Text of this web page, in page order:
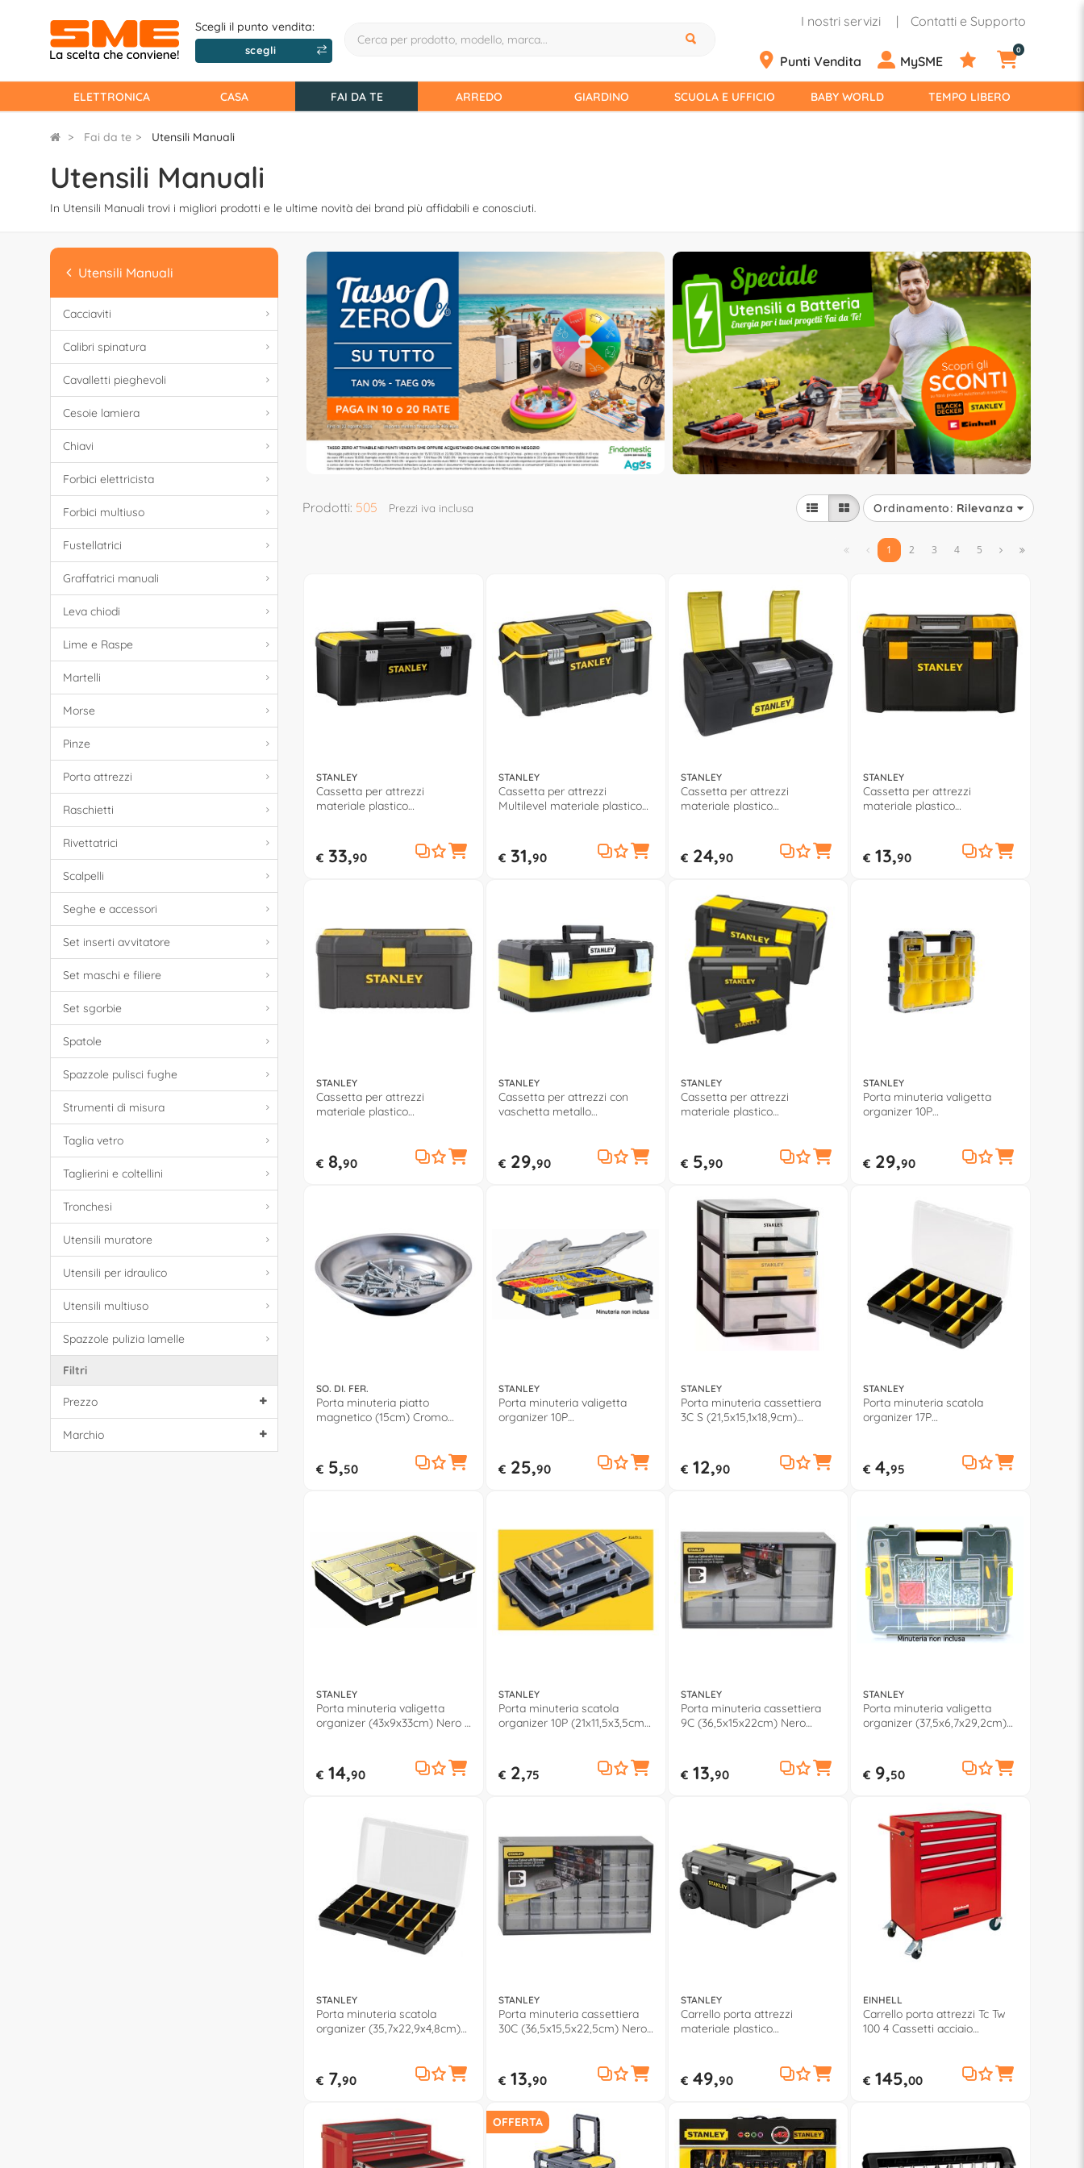
Scegli il punto vendita:
scegli
I nostri servizi Contatti e Supporto
Punti Vendita MySME
0
ELETTRONICA CASA FAI DA TE ARREDO GIARDINO SCUOLA E UFFICIO BABY WORLD TEMPO LIBERO
Fai da te Utensili Manuali
Utensili Manuali
In Utensili Manuali trovi i migliori prodotti e le ultime novità dei brand più affidabili e conosciuti.
Utensili Manuali
Cacciaviti
Calibri spinatura
Cavalletti pieghevoli
Cesoie lamiera
Chiavi
Forbici elettricista
Forbici multiuso
Fustellatrici
Graffatrici manuali
Leva chiodi
Lime e Raspe
Martelli
Morse
Pinze
Porta attrezzi
Raschietti
Rivettatrici
Scalpelli
Seghe e accessori
Set inserti avvitatore
Set maschi e filiere
Set sgorbie
Spatole
Spazzole pulisci fughe
Strumenti di misura
Taglia vetro
Taglierini e coltellini
Tronchesi
Utensili muratore
Utensili per idraulico
Utensili multiuso
Spazzole pulizia lamelle
Filtri
Prezzo
Marchio
Prodotti: 505 Prezzi iva inclusa Ordinamento: Rilevanza
  1 2 3 4 5  
STANLEY
Cassetta per attrezzi
materiale plastico
€33,90
STANLEY
Cassetta per attrezzi
Multilevel materiale plastico
€31,90
STANLEY
Cassetta per attrezzi
materiale plastico
€24,90
STANLEY
Cassetta per attrezzi
materiale plastico
€13,90
STANLEY
Cassetta per attrezzi
materiale plastico
€8,90
STANLEY
Cassetta per attrezzi con
vaschetta metallo
€29,90
STANLEY
Cassetta per attrezzi
materiale plastico
€5,90
STANLEY
Porta minuteria valigetta
organizer 10P
€29,90
SO. DI. FER.
Porta minuteria piatto
magnetico (15cm) Cromo
€5,50
STANLEY
Porta minuteria valigetta
organizer 10P
€25,90
STANLEY
Porta minuteria cassettiera
3C S (21,5x15,1x18,9cm)
€12,90
STANLEY
Porta minuteria scatola
organizer 17P
€4,95
STANLEY
Porta minuteria valigetta
organizer (43x9x33cm) Nero e
€14,90
STANLEY
Porta minuteria scatola
organizer 10P (21x11,5x3,5cm)
€2,75
STANLEY
Porta minuteria cassettiera
9C (36,5x15x22cm) Nero
€13,90
STANLEY
Porta minuteria valigetta
organizer (37,5x6,7x29,2cm)
€9,50
STANLEY
Porta minuteria scatola
organizer (35,7x22,9x4,8cm)
€7,90
STANLEY
Porta minuteria cassettiera
30C (36,5x15,5x22,5cm) Nero
€13,90
STANLEY
Carrello porta attrezzi
materiale plastico
€49,90
EINHELL
Carrello porta attrezzi Tc Tw
100 4 Cassetti acciaio
€145,00
OFFERTA